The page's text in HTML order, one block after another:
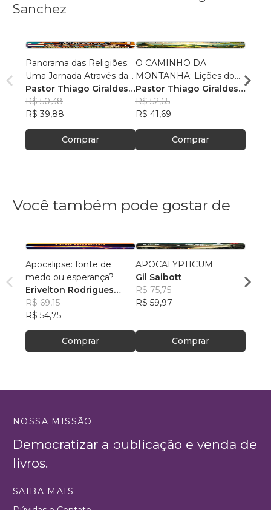
Sanchez
Panorama das Religiões:
Uma Jornada Através da
Diversidade Espiritual
Pastor Thiago Giraldes
Sanchez
R$ 50,38
R$ 39,88
Comprar
O CAMINHO DA
MONTANHA: Lições do
Sermão de Jesus
Pastor Thiago Giraldes
Sanchez
R$ 52,65
R$ 41,69
Comprar
O
no
Você também pode gostar de
Apocalipse: fonte de
medo ou esperança?
Erivelton Rodrigues
Nunes
R$ 69,15
R$ 54,75
Comprar
APOCALYPTICUM
Gil Saibott
R$ 75,75
R$ 59,97
Comprar
R$
NOSSA MISSÃO
Democratizar a publicação e venda de
livros.
SAIBA MAIS